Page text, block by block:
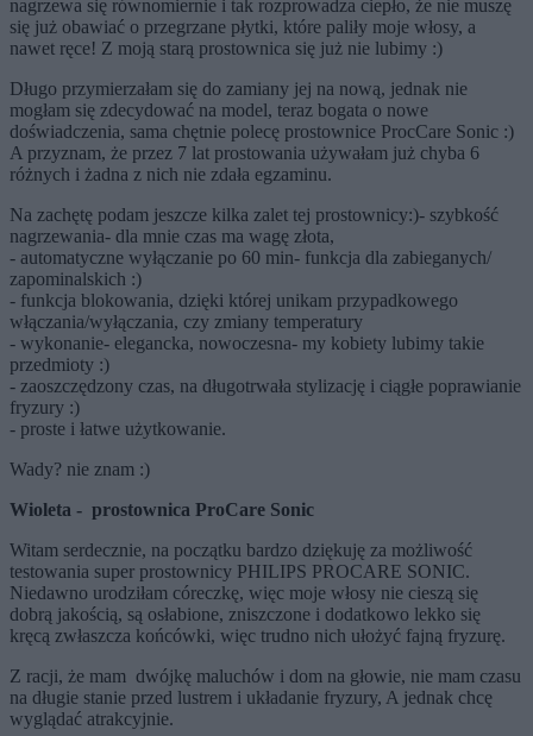
nagrzewa się równomiernie i tak rozprowadza ciepło, że nie muszę
się już obawiać o przegrzane płytki, które paliły moje włosy, a
nawet ręce! Z moją starą prostownica się już nie lubimy :)
Długo przymierzałam się do zamiany jej na nową, jednak nie
mogłam się zdecydować na model, teraz bogata o nowe
doświadczenia, sama chętnie polecę prostownice ProcCare Sonic :)
A przyznam, że przez 7 lat prostowania używałam już chyba 6
różnych i żadna z nich nie zdała egzaminu.
Na zachętę podam jeszcze kilka zalet tej prostownicy:)- szybkość
nagrzewania- dla mnie czas ma wagę złota,
- automatyczne wyłączanie po 60 min- funkcja dla zabieganych/
zapominalskich :)
- funkcja blokowania, dzięki której unikam przypadkowego
włączania/wyłączania, czy zmiany temperatury
- wykonanie- elegancka, nowoczesna- my kobiety lubimy takie
przedmioty :)
- zaoszczędzony czas, na długotrwała stylizację i ciągłe poprawianie
fryzury :)
- proste i łatwe użytkowanie.
Wady? nie znam :)
Wioleta - prostownica ProCare Sonic
Witam serdecznie, na początku bardzo dziękuję za możliwość
testowania super prostownicy PHILIPS PROCARE SONIC.
Niedawno urodziłam córeczkę, więc moje włosy nie cieszą się
dobrą jakością, są osłabione, zniszczone i dodatkowo lekko się
kręcą zwłaszcza końcówki, więc trudno nich ułożyć fajną fryzurę.
Z racji, że mam dwójkę maluchów i dom na głowie, nie mam czasu
na długie stanie przed lustrem i układanie fryzury, A jednak chcę
wyglądać atrakcyjnie.